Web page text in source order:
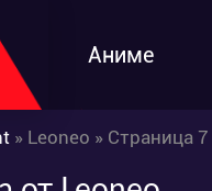
Аниме
» Leoneo » Страница 7